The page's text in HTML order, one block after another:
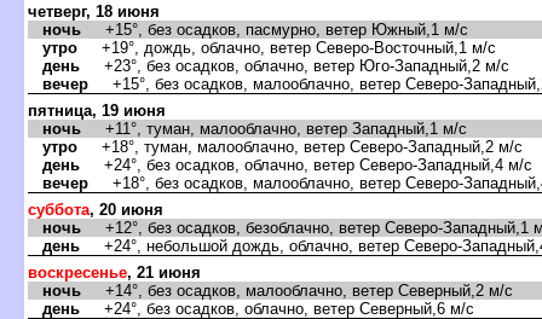
четверг, 18 июня
ночь +15°, без осадков, пасмурно, ветер Южный,1 м/с
утро +19°, дождь, облачно, ветер Северо-Восточный,1 м/с
день +23°, без осадков, облачно, ветер Юго-Западный,2 м/с
ечер +15°, без осадков, малооблачно, ветер Северо-
пятница, 19 июня
ночь +11°, туман, малооблачно, ветер Западный,1 м/с
утро +18°, туман, малооблачно, ветер Северо-Западный,2 м/с
день +24°, без осадков, облачно, ветер Северо-Западный,4 м/с
ечер +18°, без осадков, малооблачно, ветер Северо-
суббота, 20 июня
ночь +12°, без осадков, безоблачно, ветер Северо-Западный,1
день +24°, небольшой дождь, облачно, ветер Северо-
оскресенье, 21 июня
ночь +14°, без осадков, малооблачно, ветер Северный,2 м/с
день +24°, без осадков, облачно, ветер Северный,6 м/с